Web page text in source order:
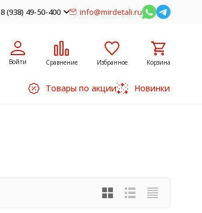
8 (938) 49-50-400 info@mirdetali.ru
Войти Сравнение Избранное Корзина
Товары по акции Новинки